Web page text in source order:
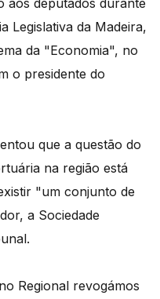
Legislativa da Madeira,
da "Economia", no
o presidente do
que a questão do
na região está
"um conjunto de
a Sociedade
Regional revogámos